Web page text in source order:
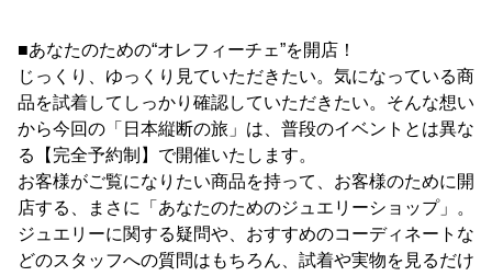
■あなたのための“オレフィーチェ”を開店！
じっくり、ゆっくり見ていただきたい。気になっている商
品を試着してしっかり確認していただきたい。そんな想い
から今回の「日本縦断の旅」は、普段のイベントとは異な
る【完全予約制】で開催いたします。
お客様がご覧になりたい商品を持って、お客様のために開
店する、まさに「あなたのためのジュエリーショップ」。
ジュエリーに関する疑問や、おすすめのコーディネートな
どのスタッフへの質問はもちろん、試着や実物を見るだけ